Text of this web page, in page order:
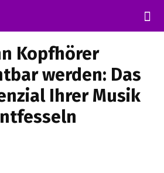
Kopfhörer
werden: Das
Ihrer Musik